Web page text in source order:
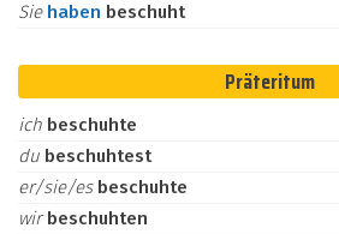
Sie haben beschuht
Präteritum
ich beschuhte
du beschuhtest
er/sie/es beschuhte
wirbeschuhten